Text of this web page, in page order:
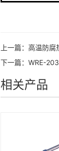
上一篇： 高温防腐
下一篇： WRE-
相关产品